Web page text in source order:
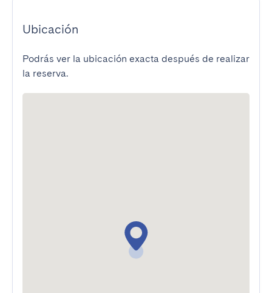
Ubicación
Podrás ver la ubicación exacta después de realizar
la reserva.